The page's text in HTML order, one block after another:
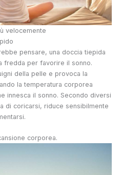
velocemente
pensare, una doccia tiepida
fredda per favorire il sonno.
della pelle e provoca la
la temperatura corporea
innesca il sonno. Secondo diversi
di coricarsi, riduce sensibilmente
corporea.